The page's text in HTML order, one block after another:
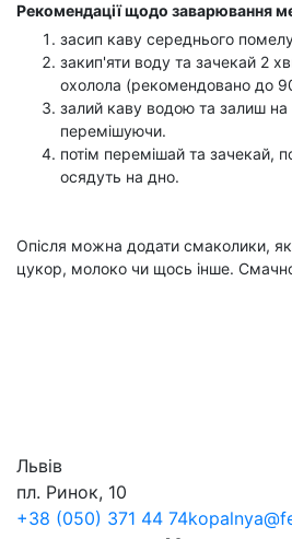
Рекомендації щодо заварювання
засип каву середнього
закип'яти воду та зачекай 2
охолола (рекомендовано до
залий каву водою та залиш
перемішуючи.
потім перемішай та зачекай,
осядуть на дно.
Опісля можна додати смаколики,
цукор, молоко чи щось інше.
Львів
пл. Ринок, 10
+38 (050) 371 44 74